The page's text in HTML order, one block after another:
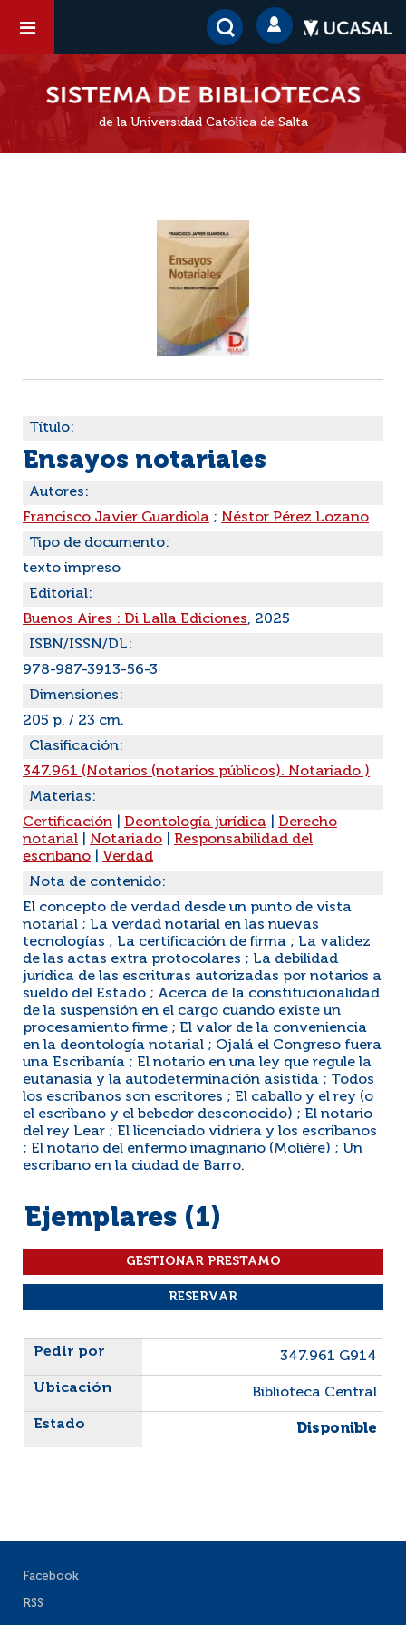
de la Universidad Católica de Salta
Título:
Ensayos notariales
Autores:
Francisco Javier Guardiola ; Néstor Pérez Lozano
Tipo de documento:
texto impreso
Editorial:
Buenos Aires : Di Lalla Ediciones, 2025
ISBN/ISSN/DL:
978-987-3913-56-3
Dimensiones:
205 p. / 23 cm.
Clasificación:
347.961 (Notarios (notarios públicos). Notariado )
Materias:
Certificación
Deontología jurídica
Derecho
notarial
Notariado
Responsabilidad del
escribano
Verdad
Nota de contenido:
El concepto de verdad desde un punto de vista
notarial ; La verdad notarial en las nuevas
tecnologías ; La certificación de firma ; La validez
de las actas extra protocolares ; La debilidad
jurídica de las escrituras autorizadas por notarios a
sueldo del Estado ; Acerca de la constitucionalidad
de la suspensión en el cargo cuando existe un
procesamiento firme ; El valor de la conveniencia
en la deontología notarial ; Ojalá el Congreso fuera
una Escribanía ; El notario en una ley que regule la
eutanasia y la autodeterminación asistida ; Todos
los escribanos son escritores ; El caballo y el rey (o
el escribano y el bebedor desconocido) ; El notario
del rey Lear ; El licenciado vidriera y los escribanos
; El notario del enfermo imaginario (Molière) ; Un
escribano en la ciudad de Barro.
Ejemplares (1)
Liste des exemplaires
347.961 G914
Biblioteca Central
Disponible
Facebook
RSS